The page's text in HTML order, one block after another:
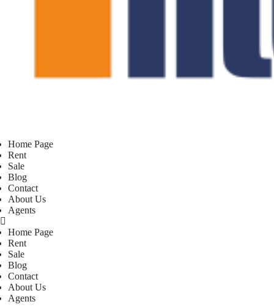
Home Page
Rent
Sale
Blog
Contact
About Us
Agents
Home Page
Rent
Sale
Blog
Contact
About Us
Agents